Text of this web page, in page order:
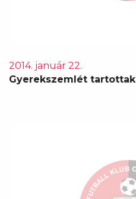
2014. január 22.
Gyerekszemlét tartottak